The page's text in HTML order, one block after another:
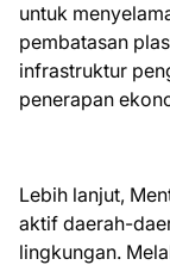
untuk
pembatasan
infrastruktur
penerapan
Lebih lanjut,
aktif daerah-
lingkungan.